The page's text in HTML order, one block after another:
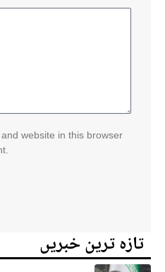
website in this browser
تازہ ترین خبریں